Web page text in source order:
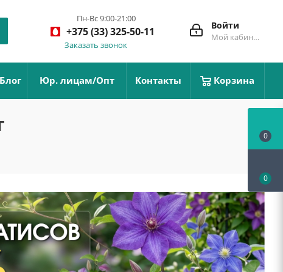
Войти
Мой кабинет
Пн-Вс 9:00-21:00
+375 (33) 325-50-11
Заказать звонок
Блог Юр. лицам/Опт Контакты Корзина
0
0